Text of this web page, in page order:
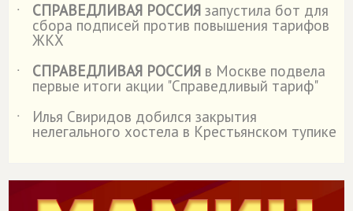
˙
СПРАВЕДЛИВАЯ РОССИЯ запустила бот для
сбора подписей против повышения тарифов
ЖКХ
˙
СПРАВЕДЛИВАЯ РОССИЯ в Москве подвела
первые итоги акции "Справедливый тариф"
˙
Илья Свиридов добился закрытия
нелегального хостела в Крестьянском тупике